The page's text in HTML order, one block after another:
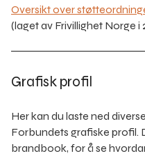
Oversikt over
(laget av Frivillighet Norge i
Grafisk profil
Her kan du laste ned
Forbundets grafiske profil.
brandbook, for å se